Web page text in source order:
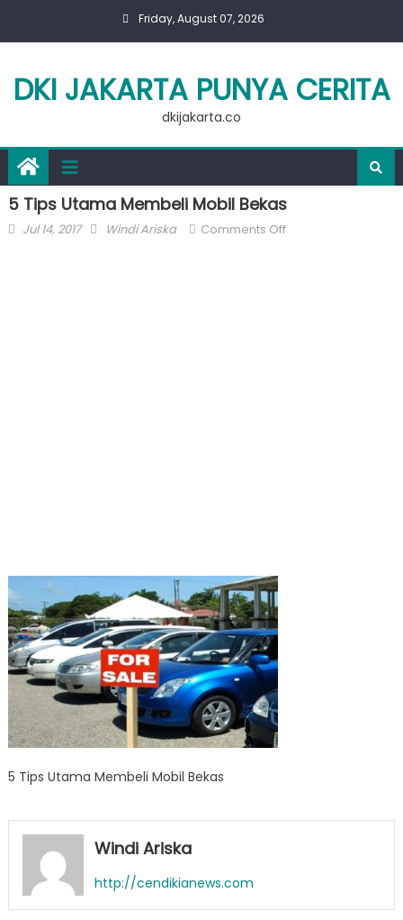
Friday, August 07, 2026
DKI JAKARTA PUNYA CERITA
dkijakarta.co
5 Tips Utama Membeli Mobil Bekas
Posted
Jul 14, 2017 Author
Windi Ariska Comments Offon
5 Tips Utama Membeli Mobil Bekas
Windi Ariska
http://cendikianews.com